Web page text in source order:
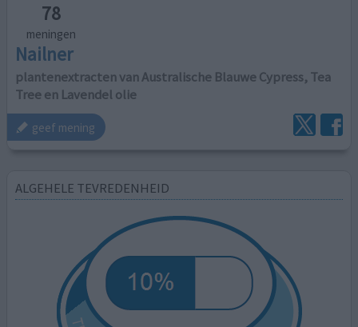
78
meningen
Nailner
plantenextracten van Australische Blauwe Cypress, Tea
Tree en Lavendel olie
geef mening
ALGEHELE TEVREDENHEID